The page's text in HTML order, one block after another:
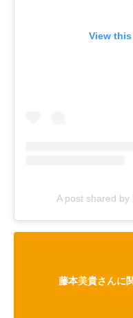
View
A post shared
藤本美貴さんに